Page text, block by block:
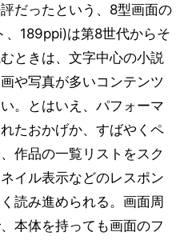
だったという、8型画面の
189ppi)は第8世代からそ
ときは、文字中心の小説
や写真が多いコンテンツ
。とはいえ、パフォーマ
たおかげか、すばやくペ
作品の一覧リストをスク
イル表示などのレスポン
読み進められる。画面周
本体を持っても画面のフ